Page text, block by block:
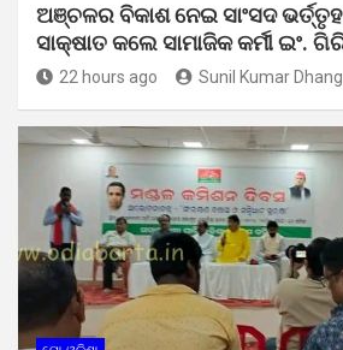
ଅଞ୍ଚଳର ବିକାଶ ନେଇ ସାଂସଦ
ସାକ୍ଷାତ କଲେ ସାମାଜିକ କର୍ମୀ ଇଂ.
22 hours ago Sunil Kumar